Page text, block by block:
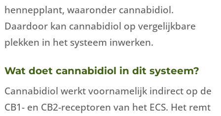
hennepplant, waaronder cannabidiol.
Daardoor kan cannabidiol op vergelijkbare
plekken in het systeem inwerken.
Wat doet cannabidiol in dit systeem?
Cannabidiol werkt voornamelijk indirect op de
CB1- en CB2-receptoren van het ECS. Het remt